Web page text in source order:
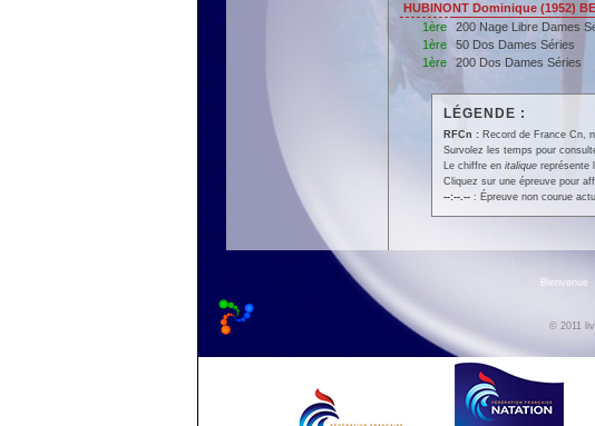
HUBINONT Dominique (1952)
1ère
200 Nage Libre Dames
1ère 50 Dos Dames Séries
1ère 200 Dos Dames Séries
LÉGENDE :
RFCn : Record de France Cn,
Survolez les temps pour
Le chiffre en italiquereprésente
Cliquez sur une épreuve pour
--:--.--: Épreuve non courue
Bienvenue
© 2011